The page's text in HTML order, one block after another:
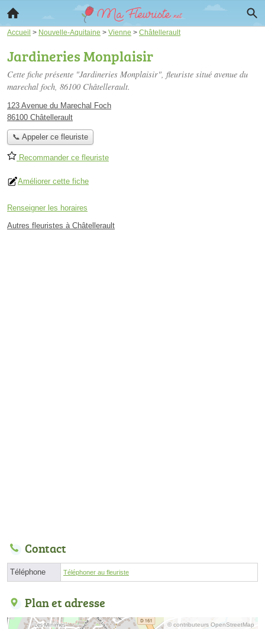
Accueil > Nouvelle-Aquitaine > Vienne > Châtellerault
Jardineries Monplaisir
Cette fiche présente "Jardineries Monplaisir", fleuriste situé avenue du
marechal foch, 86100 Châtellerault.
123 Avenue du Marechal Foch
86100 Châtellerault
📞 Appeler ce fleuriste
Recommander ce fleuriste
Améliorer cette fiche
Renseigner les horaires
Autres fleuristes à Châtellerault
Contact
Téléphone Téléphoner au fleuriste
Plan et adresse
© contributeurs OpenStreetMap